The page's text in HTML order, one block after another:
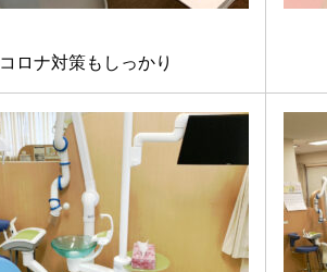
コロナ対策もしっかり